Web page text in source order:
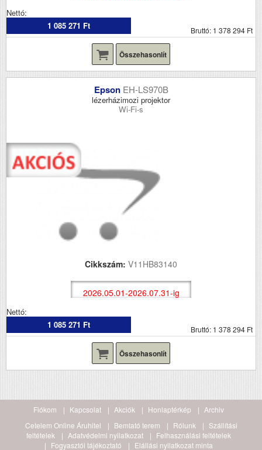
Nettó:
1 085 271 Ft
Bruttó: 1 378 294 Ft
Összehasonlít
Epson EH-LS970B
lézerházimozi projektor
Wi-Fi-s
Cikkszám: V11HB83140
2026.05.01-2026.07.31-ig
Nettó:
1 085 271 Ft
Bruttó: 1 378 294 Ft
Összehasonlít
Fiókom Kapcsolat Akciók Honlaptérkép
Archiv
Cetelem Online Áruhitel
Bemtató terem Rólunk
Szállítási
feltételek
Adatvédelmi nyilatkozat
Felhasználási feltételek
Fogyasztói tájékoztató
Elállási nyilatkozat minta